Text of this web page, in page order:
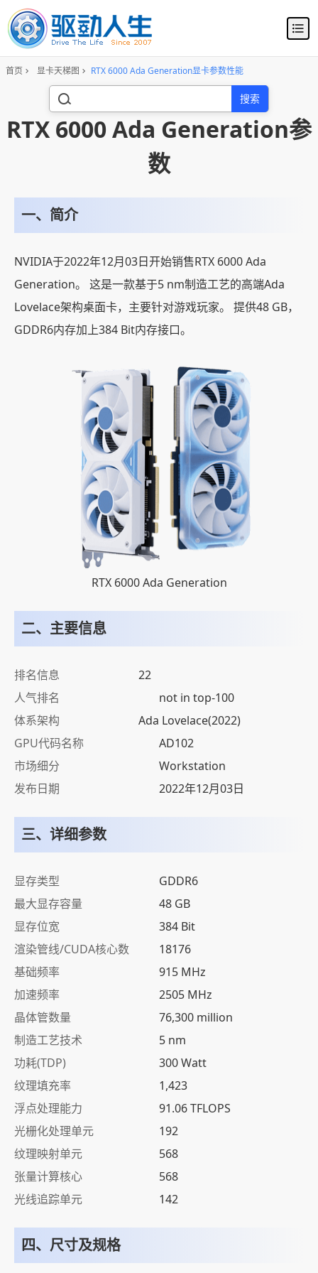
首页 显卡天梯图 RTX 6000 Ada Generation显卡参数性能
搜索
RTX 6000 Ada Generation参
数
一、简介
NVIDIA于2022年12月03日开始销售RTX 6000 Ada
Generation。 这是一款基于5 nm制造工艺的高端Ada
Lovelace架构桌面卡，主要针对游戏玩家。 提供48 GB，
GDDR6内存加上384 Bit内存接口。
RTX 6000 Ada Generation
二、主要信息
排名信息
22
人气排名
not in top-100
体系架构
Ada Lovelace(2022)
GPU代码名称
AD102
市场细分
Workstation
发布日期
2022年12月03日
三、详细参数
显存类型
GDDR6
最大显存容量
48 GB
显存位宽
384 Bit
渲染管线/CUDA核心数
18176
基础频率
915 MHz
加速频率
2505 MHz
晶体管数量
76,300 million
制造工艺技术
5 nm
功耗(TDP)
300 Watt
纹理填充率
1,423
浮点处理能力
91.06 TFLOPS
光栅化处理单元
192
纹理映射单元
568
张量计算核心
568
光线追踪单元
142
四、尺寸及规格